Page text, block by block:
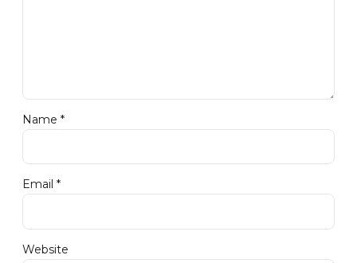
Name *
Email *
Website